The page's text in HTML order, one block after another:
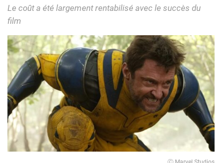
Le coût a été largement rentabilisé avec le succès du
film